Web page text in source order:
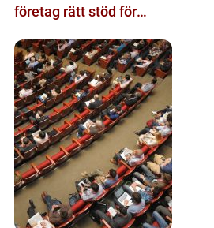
företag rätt stöd för